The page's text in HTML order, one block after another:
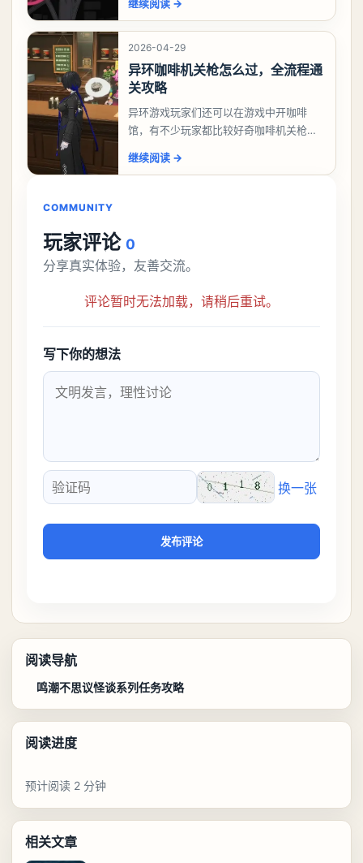
么做，今天游戏熊就来告诉大家。异环异
象委托唤孤归任务攻
继续阅读 →
2026-04-29
异环咖啡机关枪怎么过，全流程通
关攻略
异环游戏玩家们还可以在游戏中开咖啡
馆，有不少玩家都比较好奇咖啡机关枪应
机关枪攻略。异环咖啡机关枪怎么过一、
继续阅读 →
COMMUNITY
玩家评论 0
分享真实体验，友善交流。
评论暂时无法加载，请稍后重试。
写下你的想法
验证码
换一张
发布评论
阅读导航
鸣潮不思议怪谈系列任务攻略
阅读进度
预计阅读 2 分钟
相关文章